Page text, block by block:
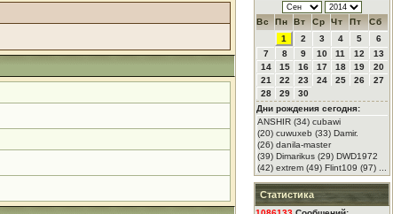
Вс Пн Вт Ср Чт Пт
Сб
1
2 3 4 5
6
7
8 9 10 11 12
13
14
15 16 17 18 19
20
21
22 23 24 25 26
27
28
29
30
Дни рождения сегодня:
ANSHIR (34) cubawi
(20) cuwuxeb (33) Damir.
(26) danila-master
(39) Dimarikus (29) DWD1972
(42) extrem (49) Flint109 (97) ...
Статистика